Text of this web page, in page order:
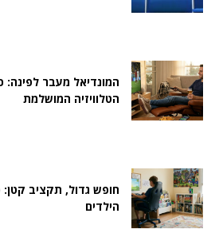
המונדיאל מעבר
הטלוויזיה המושלמת
חופש גדול, תקציב
הילדים